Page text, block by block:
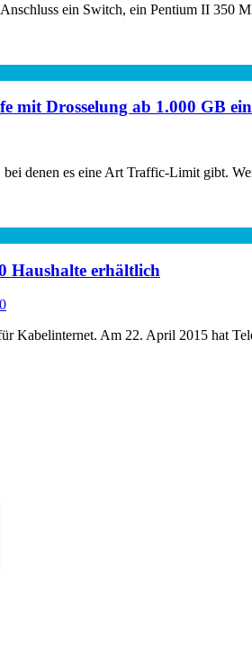
ein Switch, ein Pentium II
mit Drosselung ab 1.000 GB ein
denen es eine Art Traffic-Limit gibt.
Haushalte erhältlich
0
Am 22. April 2015 hat